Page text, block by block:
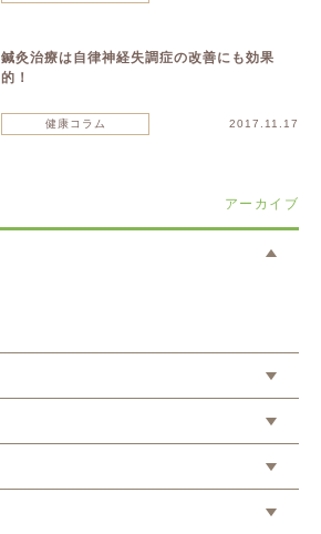
鍼灸治療は自律神経失調症の改善にも効果
的！
健康コラム 2017.11.17
アーカイブ